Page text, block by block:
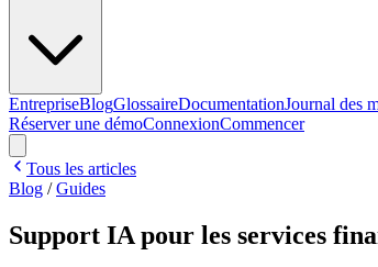
EntrepriseBlogGlossaireDocumentationJournal des
Réserver une démoConnexionCommencer
Tous les articles
Blog /Guides
Support IA pour les services